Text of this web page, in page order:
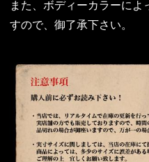
また、ボディーカラーによ
すので、御了承下さい。